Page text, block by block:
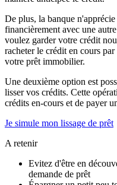
De plus, la banque
financièrement avec une
voulez garder votre crédit
racheter le crédit en cours
votre prêt immobilier.
Une deuxième option est
lisser vos crédits. Cette
crédits en-cours et de payer
Je simule mon lissage de prêt
A retenir
Evitez d'être en
demande de prêt